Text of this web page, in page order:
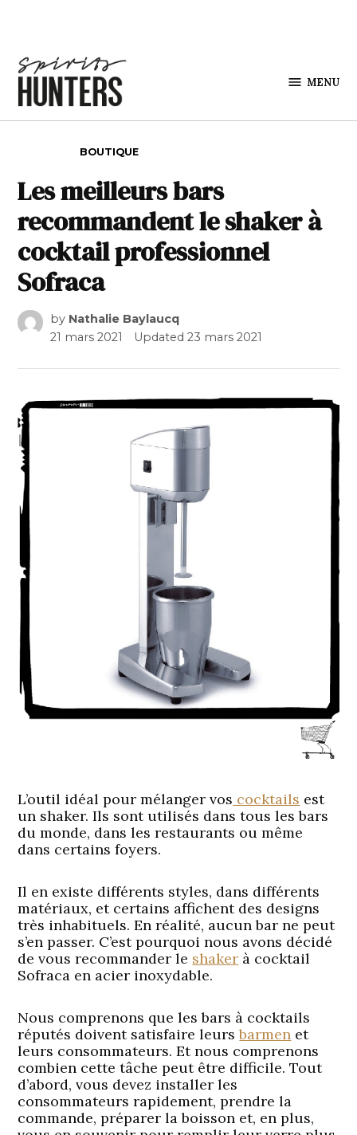
MENU
BOUTIQUE
Les meilleurs bars
recommandent le shaker à
cocktail professionnel
Sofraca
by Nathalie Baylaucq
21 mars 2021
Updated23 mars 2021
L’outil idéal pour mélanger vos cocktails est
un shaker. Ils sont utilisés dans tous les bars
du monde, dans les restaurants ou même
dans certains foyers.
Il en existe différents styles, dans différents
matériaux, et certains affichent des designs
très inhabituels. En réalité, aucun bar ne peut
s’en passer. C’est pourquoi nous avons décidé
de vous recommander le shaker à cocktail
Sofraca en acier inoxydable.
Nous comprenons que les bars à cocktails
réputés doivent satisfaire leursbarmen et
leurs consommateurs. Et nous comprenons
combien cette tâche peut être difficile. Tout
d’abord, vous devez installer les
consommateurs rapidement, prendre la
commande, préparer la boisson et, en plus,